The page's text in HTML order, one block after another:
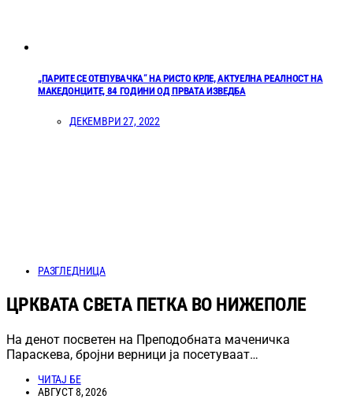
„ПАРИТЕ СЕ ОТЕПУВАЧКА“ НА РИСТО КРЛЕ, АКТУЕЛНА РЕАЛНОСТ НА
МАКЕДОНЦИТЕ, 84 ГОДИНИ ОД ПРВАТА ИЗВЕДБА
ДЕКЕМВРИ 27, 2022
РАЗГЛЕДНИЦА
ЦРКВАТА СВЕТА ПЕТКА ВО НИЖЕПОЛЕ
На денот посветен на Преподобната маченичка
Параскева, бројни верници ја посетуваат…
ЧИТАЈ БЕ
АВГУСТ 8, 2026